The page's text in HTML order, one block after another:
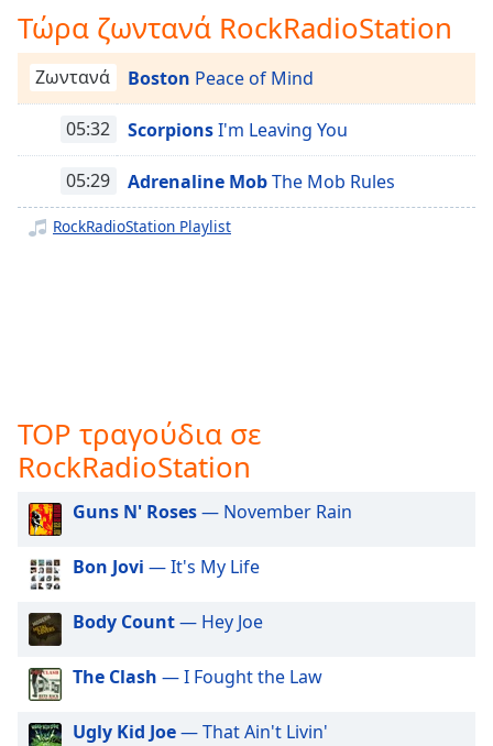
Playback
Rate
Chapters
Descriptions
opens
subtitles
settings
dialog
subtitles
selected
Audio
Track
Picture-
in-
Fullscreen
Τώρα ζωντανά RockRadioStation
Ζωντανά Boston Peace of Mind
05:32 ScorpionsI'm Leaving You
05:29 Adrenaline MobThe Mob Rules
RockRadioStation Playlist
TOP τραγούδια σε
RockRadioStation
Guns N' Roses— November Rain
Bon Jovi — It's My Life
Body Count— Hey Joe
The Clash — I Fought the Law
Ugly Kid Joe— That Ain't Livin'